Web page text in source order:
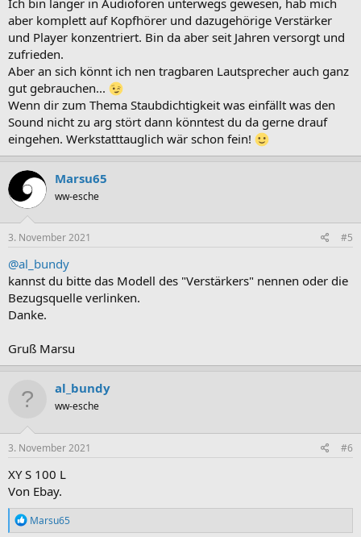
aber komplett auf Kopfhörer und dazugehörige Verstärker
und Player konzentriert. Bin da aber seit Jahren versorgt und
zufrieden.
Aber an sich könnt ich nen tragbaren Lautsprecher auch ganz
gut gebrauchen...
Wenn dir zum Thema Staubdichtigkeit was einfällt was den
Sound nicht zu arg stört dann könntest du da gerne drauf
eingehen. Werkstatttauglich wär schon fein!
Marsu65
ww-esche
3. November 2021 #5
@al_bundy
kannst du bitte das Modell des "Verstärkers" nennen oder die
Bezugsquelle verlinken.
Danke.
Gruß Marsu
al_bundy
ww-esche
3. November 2021 #6
XY S 100 L
Von Ebay.
R
e
Marsu65